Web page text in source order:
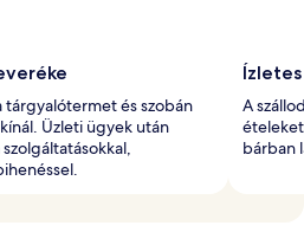
tárgyalótermet és szobán
Üzleti ügyek után
A
bárban